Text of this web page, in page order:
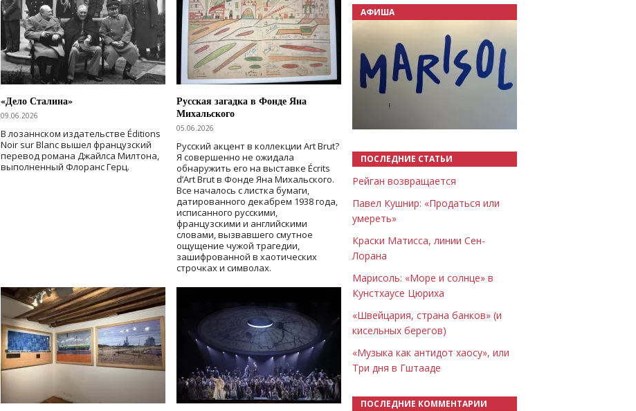
«Дело Сталина»
09.06.2026
В лозаннском издательстве Éditions
Noir sur Blanc вышел французский
перевод романа Джайлса Милтона,
выполненный Флоранс Герц.
Русская загадка в Фонде Яна
Михальского
05.06.2026
Русский акцент в коллекции Art Brut?
Я совершенно не ожидала
обнаружить его на выставке Écrits
d’Art Brut в Фонде Яна Михальского.
Все началось с листка бумаги,
датированного декабрем 1938 года,
исписанного русскими,
французскими и английскими
словами, вызвавшего смутное
ощущение чужой трагедии,
зашифрованной в хаотических
строчках и символах.
АФИША
ПОСЛЕДНИЕ СТАТЬИ
Рейган возвращается
Павел Кушнир: «Продаться или
умереть»
Краски Матисса, линии Сен-
Лорана
Марисоль: «Море и солнце» в
Кунстхаусе Цюриха
«Швейцария, страна банков» (и
кисельных берегов)
«Музыка как антидот хаосу», или
Три дня в Гштааде
ПОСЛЕДНИЕ КОММЕНТАРИИ